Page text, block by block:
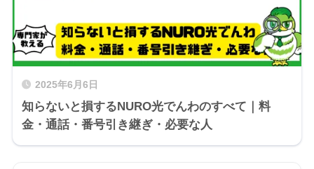
2025年6月6日
知らないと損するNURO光でんわのすべて｜料
金・通話・番号引き継ぎ・必要な人